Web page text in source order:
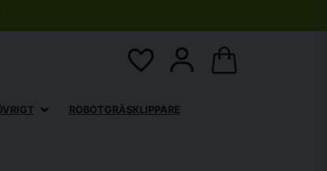
ROBOTGRÄSKLIPPARE